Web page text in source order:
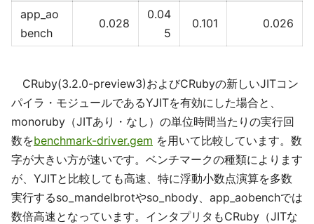
app_ao
bench
0.028
0.04
5
0.101 0.026
CRuby(3.2.0-preview3)およびCRubyの新しいJITコン
パイラ・モジュールであるYJITを有効にした場合と、
monoruby（JITあり・なし）の単位時間当たりの実行回
数をbenchmark-driver.gem を用いて比較しています。数
字が大きい方が速いです。ベンチマークの種類によります
が、YJITと比較しても高速、特に浮動小数点演算を多数
実行するso_mandelbrotやso_nbody、app_aobenchでは
数倍高速となっています。インタプリタもCRuby（JITな